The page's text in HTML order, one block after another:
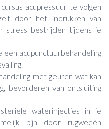
acupressuur te volgen
door het indrukken van
stress bestrijden tijdens je
een acupunctuurbehandeling
met geuren wat kan
bevorderen van ontsluiting
waterinjecties in je
pijn door rugweeën